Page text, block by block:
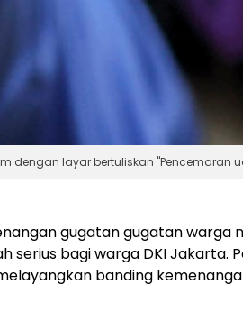
layar bertuliskan "Pencemaran
gugatan gugatan warga
serius bagi warga DKI Jakarta.
banding